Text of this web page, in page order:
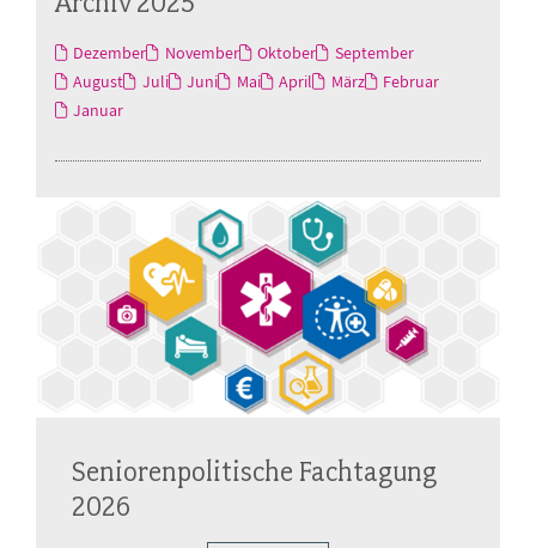
Dezember November Oktober
September
August
Juli Juni Mai April März
Februar
Januar
Seniorenpolitische Fachtagung
2026